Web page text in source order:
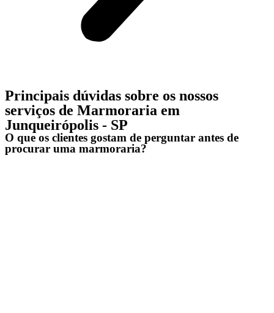
Principais dúvidas sobre os nossos
serviços de Marmoraria em
Junqueirópolis - SP
O que os clientes gostam de perguntar antes de
procurar uma marmoraria?